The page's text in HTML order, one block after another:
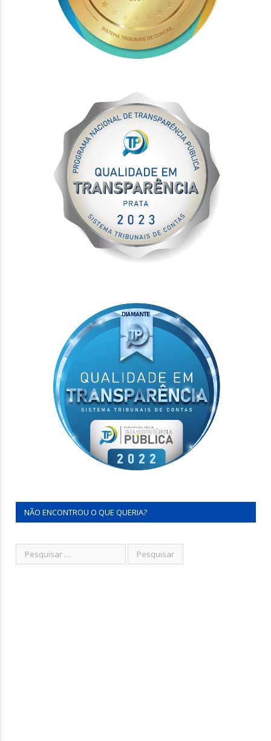
NÃO ENCONTROU O QUE QUERIA?